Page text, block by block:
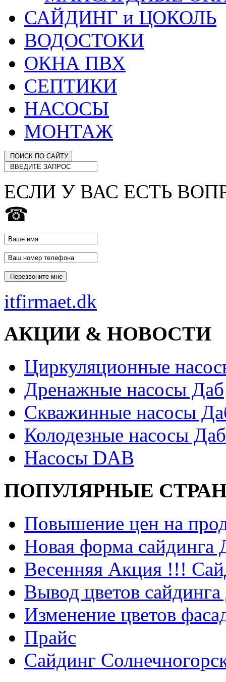
САЙДИНГ и ЦОКОЛЬ
ВОДОСТОКИ
ОКНА ПВХ
СЕПТИКИ
НАСОСЫ
МОНТАЖ
ЕСЛИ У ВАС ЕСТЬ
☎
itfirmaet.dk
АКЦИИ & НОВОСТИ
Циркуляционные
Дренажные насосы Даб
Скважинные насосы
Колодезные насосы Даб
Насосы DAB
ПОПУЛЯРНЫЕ
Повышение цен на
Новая форма
Весенняя Акция !!!
Вывод цветов
Изменение цветов
Прайс
Сайдинг